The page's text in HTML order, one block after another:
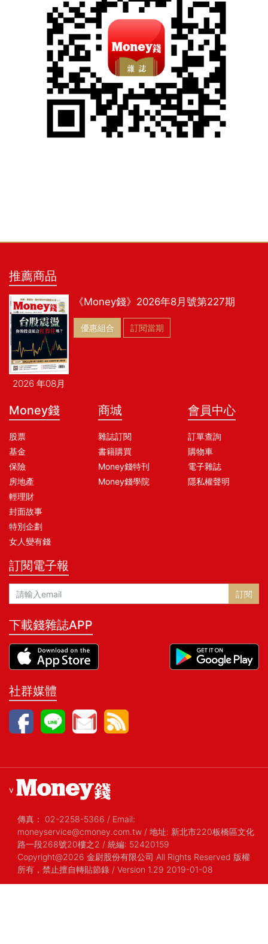
推薦商品
2026 年08月
《Money錢》2026年8月號第227期
優惠組合 訂閱當期
Money錢
股票
基金
保險
房地產
輕理財
封面故事
特別企劃
女人變有錢
商城
雜誌訂閱
書籍購買
Money錢特刊
Money錢學院
會員中心
訂單查詢
購物車
電子雜誌
隱私權聲明
訂閱電子報
訂閱
下載錢雜誌APP
社群媒體
v
傳真： 02-2258-5366 / Email:
moneyservice@cmoney.com.tw / 地址: 新北市220板橋區文化
路一段268號20樓之2 / 統編: 52420159
Copyright@2026 金尉股份有限公司 All Rights Reserved 版權
所有，禁止擅自轉貼節錄 / Version 1.29 2019-01-08